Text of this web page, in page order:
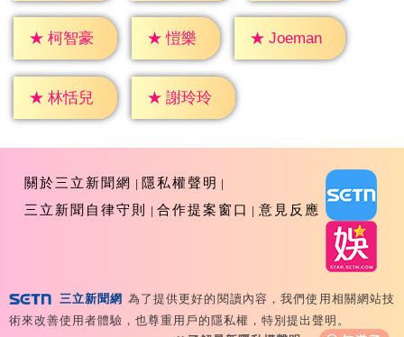
★ 柯智豪 ★ 愷樂 ★ Joeman
★ 林恬兒 ★ 謝玲玲
關於三立新聞網
隱私權聲明
三立新聞自律守則
合作提案窗口 意見反應
Copyright ©2026 Sanlih E-Television All Rights
Reserved 版權所有 盜用必究 台北市內湖區舊宗路一段159
三立新聞網 為了提供更好的閱讀內容，我們使用相關網站技
術來改善使用者體驗，也尊重用戶的隱私權，特別提出聲明。